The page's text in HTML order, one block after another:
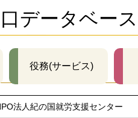
データベース
役務(サービス)
法人紀の国就労支援センター